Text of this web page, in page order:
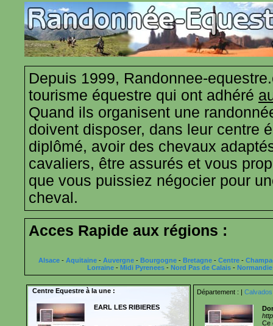
Depuis 1999, Randonnee-
tourisme équestre qui ont adhéré
Quand ils organisent une
doivent disposer, dans leur centre
diplômé, avoir des chevaux
cavaliers, être assurés et vous
que vous puissiez négocier pour
cheval.
Acces Rapide aux régions :
Alsace - Aquitaine - Auvergne - Bourgogne - Bretagne - Centre -
Lorraine- Midi Pyrenees- Nord Pas de Calais- Normandie
Centre Equestre à la une :
EARL LES RIBIERES
Département : |
Ce